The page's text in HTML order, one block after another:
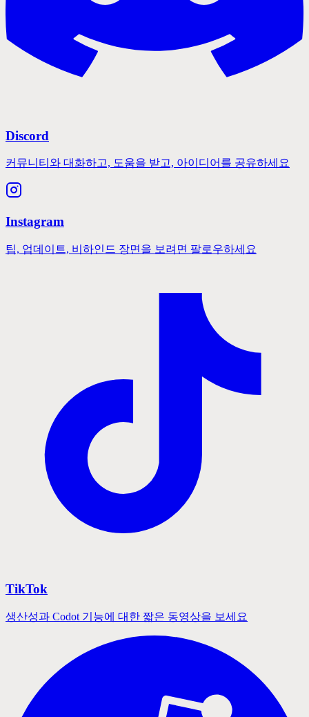
Discord
커뮤니티와 대화하고, 도움을 받고, 아이디어를 공유하세요
Instagram
팁, 업데이트, 비하인드 장면을 보려면 팔로우하세요
TikTok
생산성과 Codot 기능에 대한 짧은 동영상을 보세요